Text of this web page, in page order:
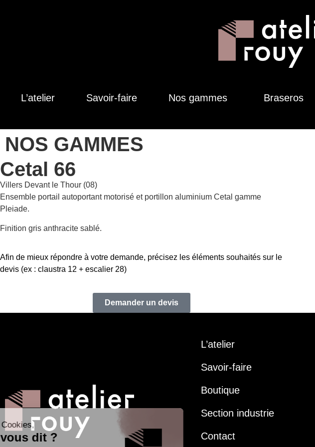
L’atelier Savoir-faire Nos gammes Braseros
NOS GAMMES
Cetal 66
Villers Devant le Thour (08)
Ensemble portail autoportant motorisé et portillon aluminium Cetal gamme
Pleiade.
Finition gris anthracite sablé.
Afin de mieux répondre à votre demande, précisez les éléments souhaités sur le
devis (ex : claustra 12 + escalier 28)
Demander un devis
L’atelier
Savoir-faire
Boutique
Section industrie
Contact